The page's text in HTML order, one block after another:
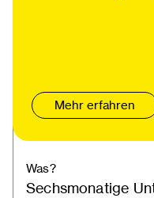
Mehr erfahren
Was?
Sechsmonatige